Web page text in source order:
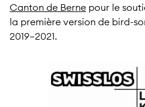
Canton de Berne pour le
la première version de bird-
2019–2021.